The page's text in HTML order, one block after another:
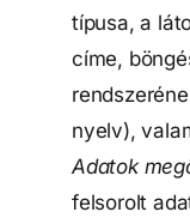
típusa, a
címe,
nyelv),
Adatok
felsorolt